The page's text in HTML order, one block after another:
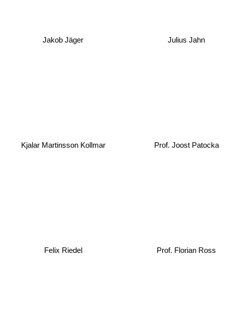
Jakob Jäger Julius Jahn
Kjalar Martinsson Kollmar Prof. Joost Patocka
Felix Riedel Prof. Florian Ross